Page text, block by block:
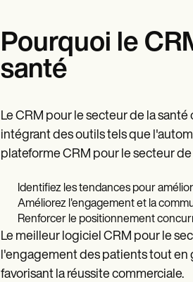
Pourquoi le
santé
Le CRM pour le secteur de la
intégrant des outils tels que
plateforme CRM pour le secteur
Identifiez les tendances pour
Améliorez l'engagement et la
Renforcer le positionnement
Le meilleur logiciel CRM pour le
l'engagement des patients tout en
favorisant la réussite commerciale.